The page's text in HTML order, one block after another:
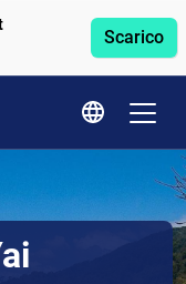
Scarico